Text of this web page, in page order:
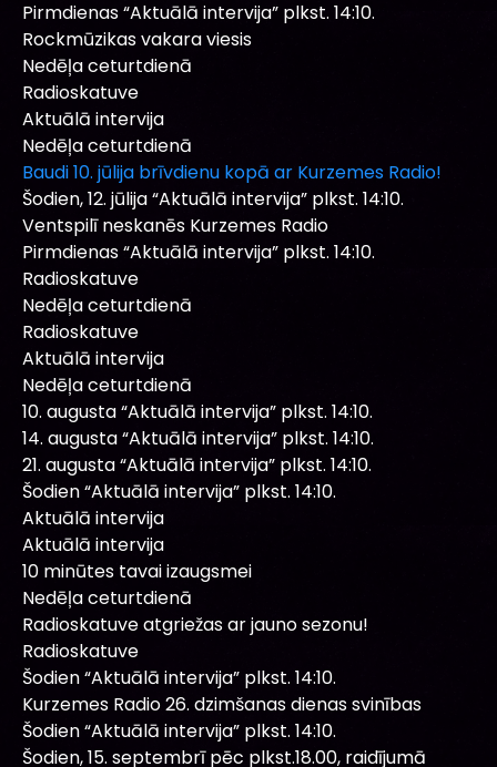
Pirmdienas “Aktuālā intervija” plkst. 14:10.
Rockmūzikas vakara viesis
Nedēļa ceturtdienā
Radioskatuve
Aktuālā intervija
Nedēļa ceturtdienā
Baudi 10. jūlija brīvdienu kopā ar Kurzemes Radio!
Šodien, 12. jūlija “Aktuālā intervija” plkst. 14:10.
Ventspilī neskanēs Kurzemes Radio
Pirmdienas “Aktuālā intervija” plkst. 14:10.
Radioskatuve
Nedēļa ceturtdienā
Radioskatuve
Aktuālā intervija
Nedēļa ceturtdienā
10. augusta “Aktuālā intervija” plkst. 14:10.
14. augusta “Aktuālā intervija” plkst. 14:10.
21. augusta “Aktuālā intervija” plkst. 14:10.
Šodien “Aktuālā intervija” plkst. 14:10.
Aktuālā intervija
Aktuālā intervija
10 minūtes tavai izaugsmei
Nedēļa ceturtdienā
Radioskatuve atgriežas ar jauno sezonu!
Radioskatuve
Šodien “Aktuālā intervija” plkst. 14:10.
Kurzemes Radio 26. dzimšanas dienas svinības
Šodien “Aktuālā intervija” plkst. 14:10.
Šodien, 15. septembrī pēc plkst.18.00, raidījumā